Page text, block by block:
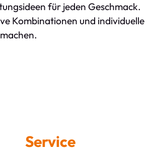
für jeden Geschmack.
Kombinationen und individuelle
Service